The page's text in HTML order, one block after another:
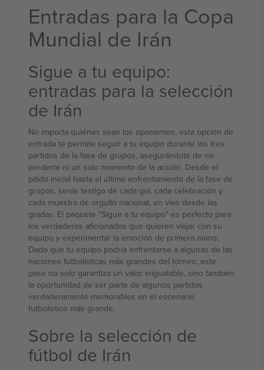
Entradas para la Copa
Mundial de Irán
Sigue a tu equipo:
entradas para la selección
de Irán
No importa quiénes sean los oponentes, esta opción de
entrada te permite seguir a tu equipo durante los tres
partidos de la fase de grupos, asegurándote de no
perderte ni un solo momento de la acción. Desde el
pitido inicial hasta el último enfrentamiento de la fase de
grupos, serás testigo de cada gol, cada celebración y
cada muestra de orgullo nacional, en vivo desde las
gradas. El paquete "Sigue a tu equipo" es perfecto para
los verdaderos aficionados que quieren viajar con su
equipo y experimentar la emoción de primera mano.
Dado que tu equipo podría enfrentarse a algunas de las
naciones futbolísticas más grandes del torneo, este
pase no solo garantiza un valor inigualable, sino también
la oportunidad de ser parte de algunos partidos
verdaderamente memorables en el escenario
futbolístico más grande.
Sobre la selección de
fútbol de Irán